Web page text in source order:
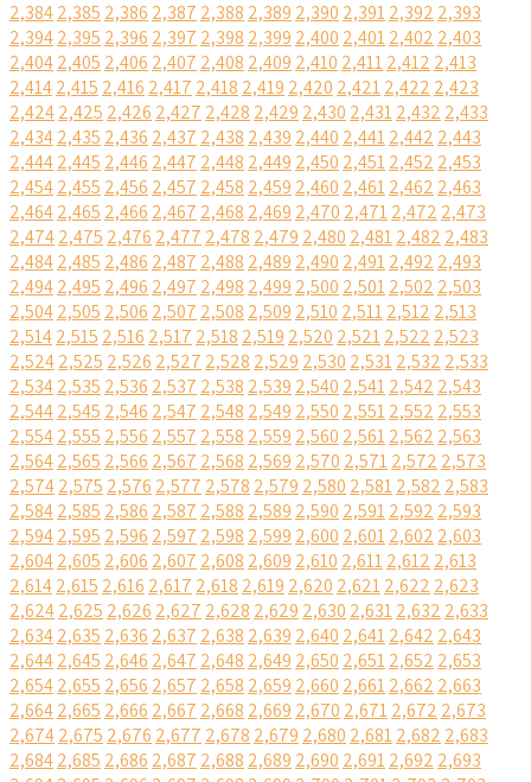
2,3842,385 2,386 2,387 2,388 2,389 2,390 2,3912,392 2,393
2,3942,395 2,396 2,397 2,398 2,399 2,400 2,4012,402 2,403
2,4042,405 2,406 2,407 2,408 2,409 2,410 2,4112,412 2,413
2,4142,415 2,416 2,417 2,418 2,419 2,420 2,4212,422 2,423
2,4242,425 2,426 2,427 2,428 2,429 2,430 2,4312,432 2,433
2,4342,435 2,436 2,437 2,438 2,439 2,440 2,4412,442 2,443
2,4442,445 2,446 2,447 2,448 2,449 2,450 2,4512,452 2,453
2,4542,455 2,456 2,457 2,458 2,459 2,460 2,4612,462 2,463
2,4642,465 2,466 2,467 2,468 2,469 2,470 2,4712,472 2,473
2,4742,475 2,476 2,477 2,478 2,479 2,480 2,4812,482 2,483
2,4842,485 2,486 2,487 2,488 2,489 2,490 2,4912,492 2,493
2,4942,495 2,496 2,497 2,498 2,499 2,500 2,5012,502 2,503
2,5042,505 2,506 2,507 2,508 2,509 2,510 2,5112,512 2,513
2,5142,515 2,516 2,517 2,518 2,519 2,520 2,5212,522 2,523
2,5242,525 2,526 2,527 2,528 2,529 2,530 2,5312,532 2,533
2,5342,535 2,536 2,537 2,538 2,539 2,540 2,5412,542 2,543
2,5442,545 2,546 2,547 2,548 2,549 2,550 2,5512,552 2,553
2,5542,555 2,556 2,557 2,558 2,559 2,560 2,5612,562 2,563
2,5642,565 2,566 2,567 2,568 2,569 2,570 2,5712,572 2,573
2,5742,575 2,576 2,577 2,578 2,579 2,580 2,5812,582 2,583
2,5842,585 2,586 2,587 2,588 2,589 2,590 2,5912,592 2,593
2,5942,595 2,596 2,597 2,598 2,599 2,600 2,6012,602 2,603
2,6042,605 2,606 2,607 2,608 2,609 2,610 2,6112,612 2,613
2,6142,615 2,616 2,617 2,618 2,619 2,620 2,6212,622 2,623
2,6242,625 2,626 2,627 2,628 2,629 2,630 2,6312,632 2,633
2,6342,635 2,636 2,637 2,638 2,639 2,640 2,6412,642 2,643
2,6442,645 2,646 2,647 2,648 2,649 2,650 2,6512,652 2,653
2,6542,655 2,656 2,657 2,658 2,659 2,660 2,6612,662 2,663
2,6642,665 2,666 2,667 2,668 2,669 2,670 2,6712,672 2,673
2,6742,675 2,676 2,677 2,678 2,679 2,680 2,6812,682 2,683
2,6842,685 2,686 2,687 2,688 2,689 2,690 2,6912,692 2,693